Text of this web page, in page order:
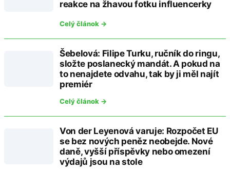
reakce na žhavou fotku influencerky
Celý článok →
Šebelová: Filipe Turku, ručník do ringu,
složte poslanecký mandát. A pokud na
to nenajdete odvahu, tak by ji měl najít
premiér
Celý článok →
Von der Leyenová varuje: Rozpočet EU
se bez nových peněz neobejde. Nové
daně, vyšší příspěvky nebo omezení
výdajů jsou na stole